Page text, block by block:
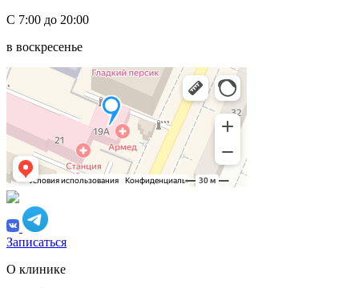
С 7:00 до 20:00
в воскресенье
Записаться
О клинике